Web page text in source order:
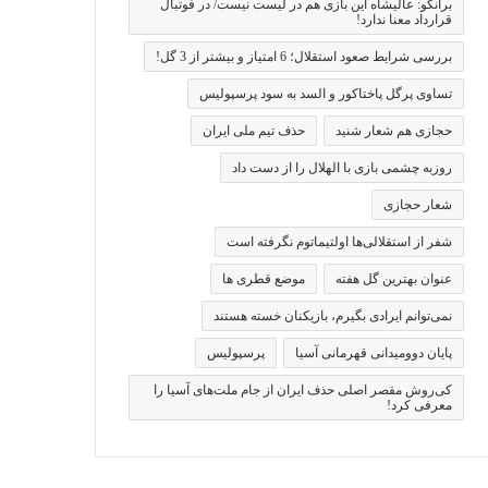
برانکو: عالیشاه این بازی هم در لیست نیست/ در فوتبال
قرارداد معنا ندارد!
بررسی شرایط صعود استقلال؛ 6 امتیاز و بیشتر از 3 گل!
تساوی پرگل پاختاکور و السد به سود پرسپولیس
حجازی هم شعار شنید حذف تیم ملی ایران
روزبه چشمی بازی با الهلال را از دست داد
شعار حجازی
شفر از استقلالی‌ها اولتیماتوم نگرفته است
عنوان بهترین گل هفته موضع قطری ها
نمی‌توانم ایرادی بگیرم، بازیکنان خسته هستند
پایان دوومیدانی قهرمانی آسیا پرسپولیس
کی‌روش مقصر اصلی حذف ایران از جام ملت‌های آسیا را
معرفی کرد!